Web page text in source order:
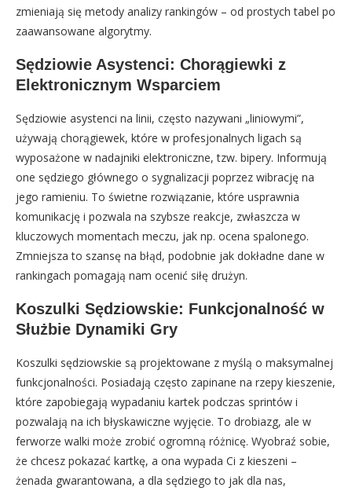
zmieniają się metody analizy rankingów – od prostych tabel po
zaawansowane algorytmy.
Sędziowie Asystenci: Chorągiewki z
Elektronicznym Wsparciem
Sędziowie asystenci na linii, często nazywani „liniowymi”,
używają chorągiewek, które w profesjonalnych ligach są
wyposażone w nadajniki elektroniczne, tzw. bipery. Informują
one sędziego głównego o sygnalizacji poprzez wibrację na
jego ramieniu. To świetne rozwiązanie, które usprawnia
komunikację i pozwala na szybsze reakcje, zwłaszcza w
kluczowych momentach meczu, jak np. ocena spalonego.
Zmniejsza to szansę na błąd, podobnie jak dokładne dane w
rankingach pomagają nam ocenić siłę drużyn.
Koszulki Sędziowskie: Funkcjonalność w
Służbie Dynamiki Gry
Koszulki sędziowskie są projektowane z myślą o maksymalnej
funkcjonalności. Posiadają często zapinane na rzepy kieszenie,
które zapobiegają wypadaniu kartek podczas sprintów i
pozwalają na ich błyskawiczne wyjęcie. To drobiazg, ale w
ferworze walki może zrobić ogromną różnicę. Wyobraź sobie,
że chcesz pokazać kartkę, a ona wypada Ci z kieszeni –
żenada gwarantowana, a dla sędziego to jak dla nas,